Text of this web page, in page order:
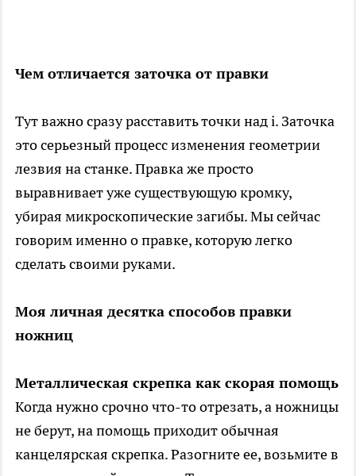
Чем отличается заточка от правки
Тут важно сразу расставить точки над i. Заточка
это серьезный процесс изменения геометрии
лезвия на станке. Правка же просто
выравнивает уже существующую кромку,
убирая микроскопические загибы. Мы сейчас
говорим именно о правке, которую легко
сделать своими руками.
Моя личная десятка способов правки
ножниц
Металлическая скрепка как скорая помощь
Когда нужно срочно что-то отрезать, а ножницы
не берут, на помощь приходит обычная
канцелярская скрепка. Разогните ее, возьмите в